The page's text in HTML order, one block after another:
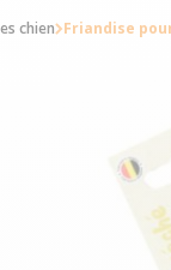
chien